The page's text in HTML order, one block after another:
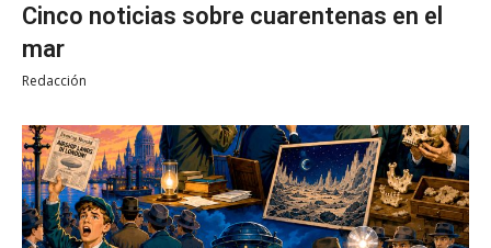
Cinco noticias sobre cuarentenas en el
mar
Redacción